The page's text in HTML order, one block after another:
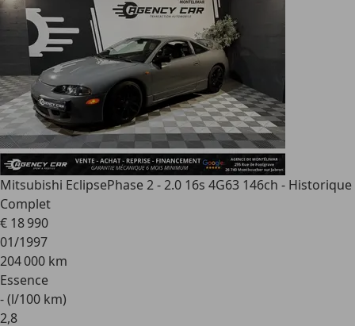
Mitsubishi EclipsePhase 2 - 2.0 16s 4G63 146ch - Historique
Complet
€ 18 990
01/1997
204 000 km
Essence
- (l/100 km)
2,8